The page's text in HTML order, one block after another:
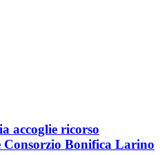
accoglie ricorso
Bonifica Larino